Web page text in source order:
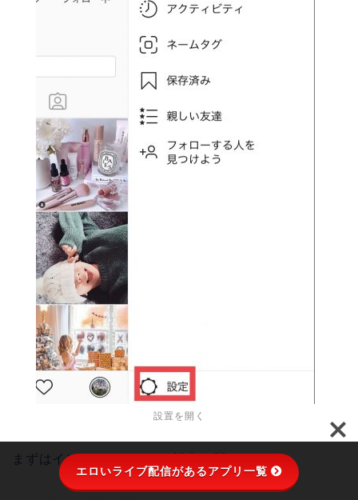
設置を開く
まずはインスタグラムから設定を開きます。
エロいライブ配信があるアプリ一覧